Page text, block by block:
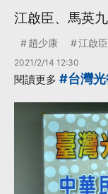
江啟臣、馬英
趙少康 江啟臣
2021/2/14 12:30
閱讀更多 #台灣光